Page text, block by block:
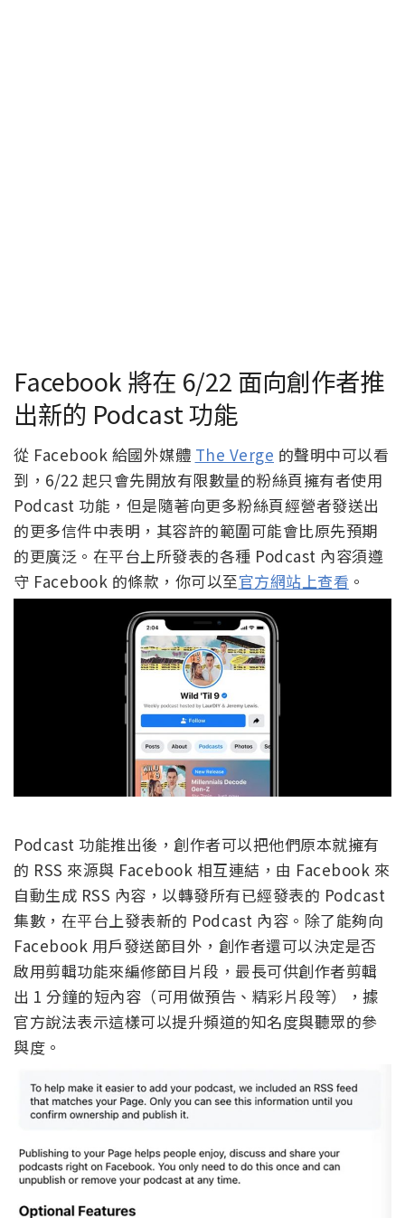
Facebook 將在 6/22 面向創作者推
出新的 Podcast 功能
從 Facebook 給國外媒體 The Verge 的聲明中可以看
到，6/22 起只會先開放有限數量的粉絲頁擁有者使用
Podcast 功能，但是隨著向更多粉絲頁經營者發送出
的更多信件中表明，其容許的範圍可能會比原先預期
的更廣泛。在平台上所發表的各種 Podcast 內容須遵
守 Facebook 的條款，你可以至官方網站上查看 。
Podcast 功能推出後，創作者可以把他們原本就擁有
的 RSS 來源與 Facebook 相互連結，由 Facebook 來
自動生成 RSS 內容，以轉發所有已經發表的 Podcast
集數，在平台上發表新的 Podcast 內容。除了能夠向
Facebook 用戶發送節目外，創作者還可以決定是否
啟用剪輯功能來編修節目片段，最長可供創作者剪輯
出 1 分鐘的短內容（可用做預告、精彩片段等），據
官方說法表示這樣可以提升頻道的知名度與聽眾的參
與度。